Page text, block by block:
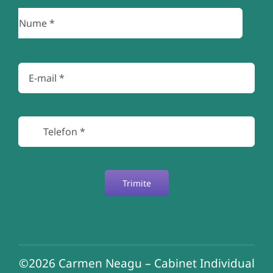
Trimite
©2026 Carmen Neagu – Cabinet Individual